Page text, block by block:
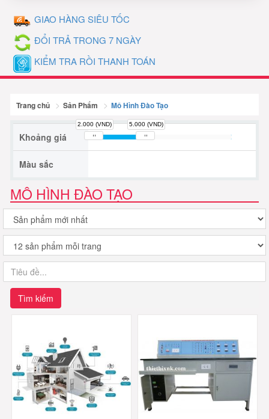
GIAO HÀNG SIÊU TỐC
ĐỔI TRẢ TRONG 7 NGÀY
KIỂM TRA RỒI THANH TOÁN
Trang chủ Sản Phẩm Mô Hình Đào Tạo
Khoảng giá
2.000 (VND) 5.000 (VND)
Màu sắc
MÔ HÌNH ĐÀO TẠO
Tìm kiếm